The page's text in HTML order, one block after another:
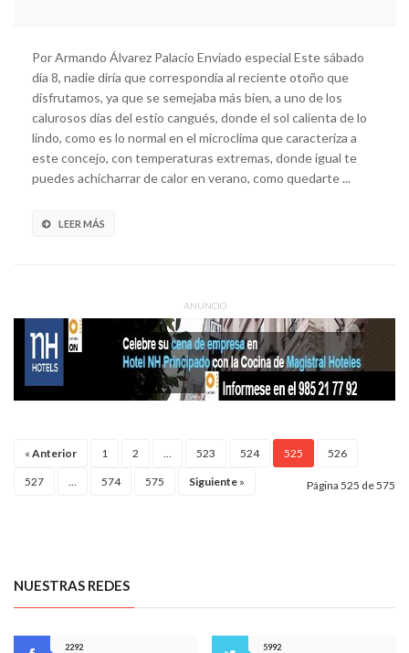
Por Armando Álvarez Palacio Enviado especial Este sábado
día 8, nadie diría que correspondía al reciente otoño que
disfrutamos, ya que se semejaba más bien, a uno de los
calurosos días del estío cangués, donde el sol calienta de lo
lindo, como es lo normal en el microclima que caracteriza a
este concejo, con temperaturas extremas, donde igual te
puedes achicharrar de calor en verano, como quedarte ...
LEER MÁS
ANUNCIO
« Anterior 1 2 523 524 525 526
527 574 575 Siguiente » Página 525 de 575
NUESTRAS REDES
2292
5992